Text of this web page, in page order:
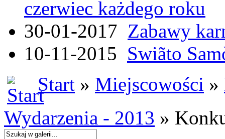
czerwiec każdego roku
30-01-2017 Zabawy
10-11-2015 Swiãto
Start » Miejscowości »
Wydarzenia - 2013 »